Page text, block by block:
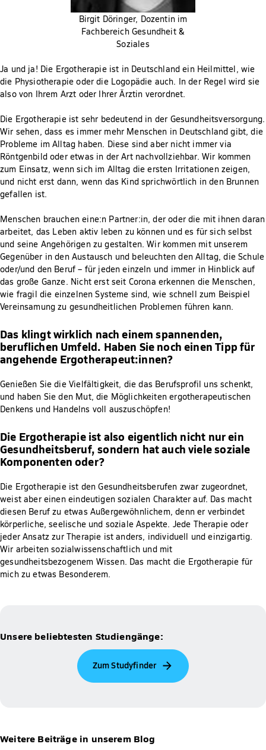
Birgit Döringer, Dozentin im
Fachbereich Gesundheit &
Soziales
Ja und ja! Die Ergotherapie ist in Deutschland ein Heilmittel, wie
die Physiotherapie oder die Logopädie auch. In der Regel wird sie
also von Ihrem Arzt oder Ihrer Ärztin verordnet.
Die Ergotherapie ist sehr bedeutend in der Gesundheitsversorgung.
Wir sehen, dass es immer mehr Menschen in Deutschland gibt, die
Probleme im Alltag haben. Diese sind aber nicht immer via
Röntgenbild oder etwas in der Art nachvollziehbar. Wir kommen
zum Einsatz, wenn sich im Alltag die ersten Irritationen zeigen,
und nicht erst dann, wenn das Kind sprichwörtlich in den Brunnen
gefallen ist.
Menschen brauchen eine:n Partner:in, der oder die mit ihnen daran
arbeitet, das Leben aktiv leben zu können und es für sich selbst
und seine Angehörigen zu gestalten. Wir kommen mit unserem
Gegenüber in den Austausch und beleuchten den Alltag, die Schule
oder/und den Beruf – für jeden einzeln und immer in Hinblick auf
das große Ganze. Nicht erst seit Corona erkennen die Menschen,
wie fragil die einzelnen Systeme sind, wie schnell zum Beispiel
Vereinsamung zu gesundheitlichen Problemen führen kann.
Das klingt wirklich nach einem spannenden,
beruflichen Umfeld. Haben Sie noch einen Tipp für
angehende Ergotherapeut:innen?
Genießen Sie die Vielfältigkeit, die das Berufsprofil uns schenkt,
und haben Sie den Mut, die Möglichkeiten ergotherapeutischen
Denkens und Handelns voll auszuschöpfen!
Die Ergotherapie ist also eigentlich nicht nur ein
Gesundheitsberuf, sondern hat auch viele soziale
Komponenten oder?
Die Ergotherapie ist den Gesundheitsberufen zwar zugeordnet,
weist aber einen eindeutigen sozialen Charakter auf. Das macht
diesen Beruf zu etwas Außergewöhnlichem, denn er verbindet
körperliche, seelische und soziale Aspekte. Jede Therapie oder
jeder Ansatz zur Therapie ist anders, individuell und einzigartig.
Wir arbeiten sozialwissenschaftlich und mit
gesundheitsbezogenem Wissen. Das macht die Ergotherapie für
mich zu etwas Besonderem.
Unsere beliebtesten Studiengänge:
Zum Studyfinder
Weitere Beiträge in unserem Blog